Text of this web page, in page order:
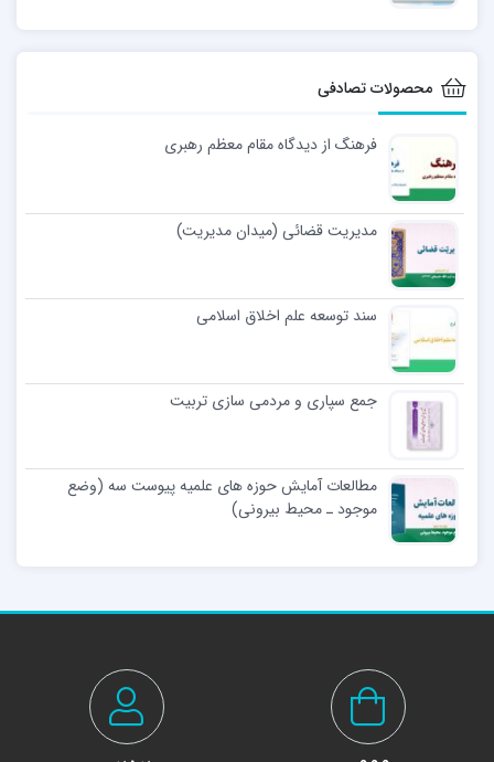
محصولات تصادفی
فرهنگ از دیدگاه مقام معظم رهبری
مدیریت قضائی (میدان مدیریت)
سند توسعه علم اخلاق اسلامى
جمع سپاری و مردمی‌ سازی تربیت
مطالعات آمایش حوزه های علمیه پیوست سه (وضع
موجود ـ محیط بیرونی)